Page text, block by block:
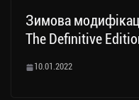
Зимова
The Definitive
10.01.2022